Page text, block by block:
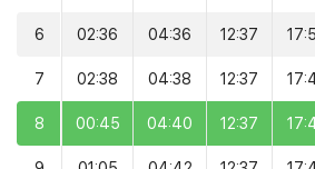
6 02:36 04:36 12:37
7 02:38 04:38 12:37
8 00:45 04:40 12:37